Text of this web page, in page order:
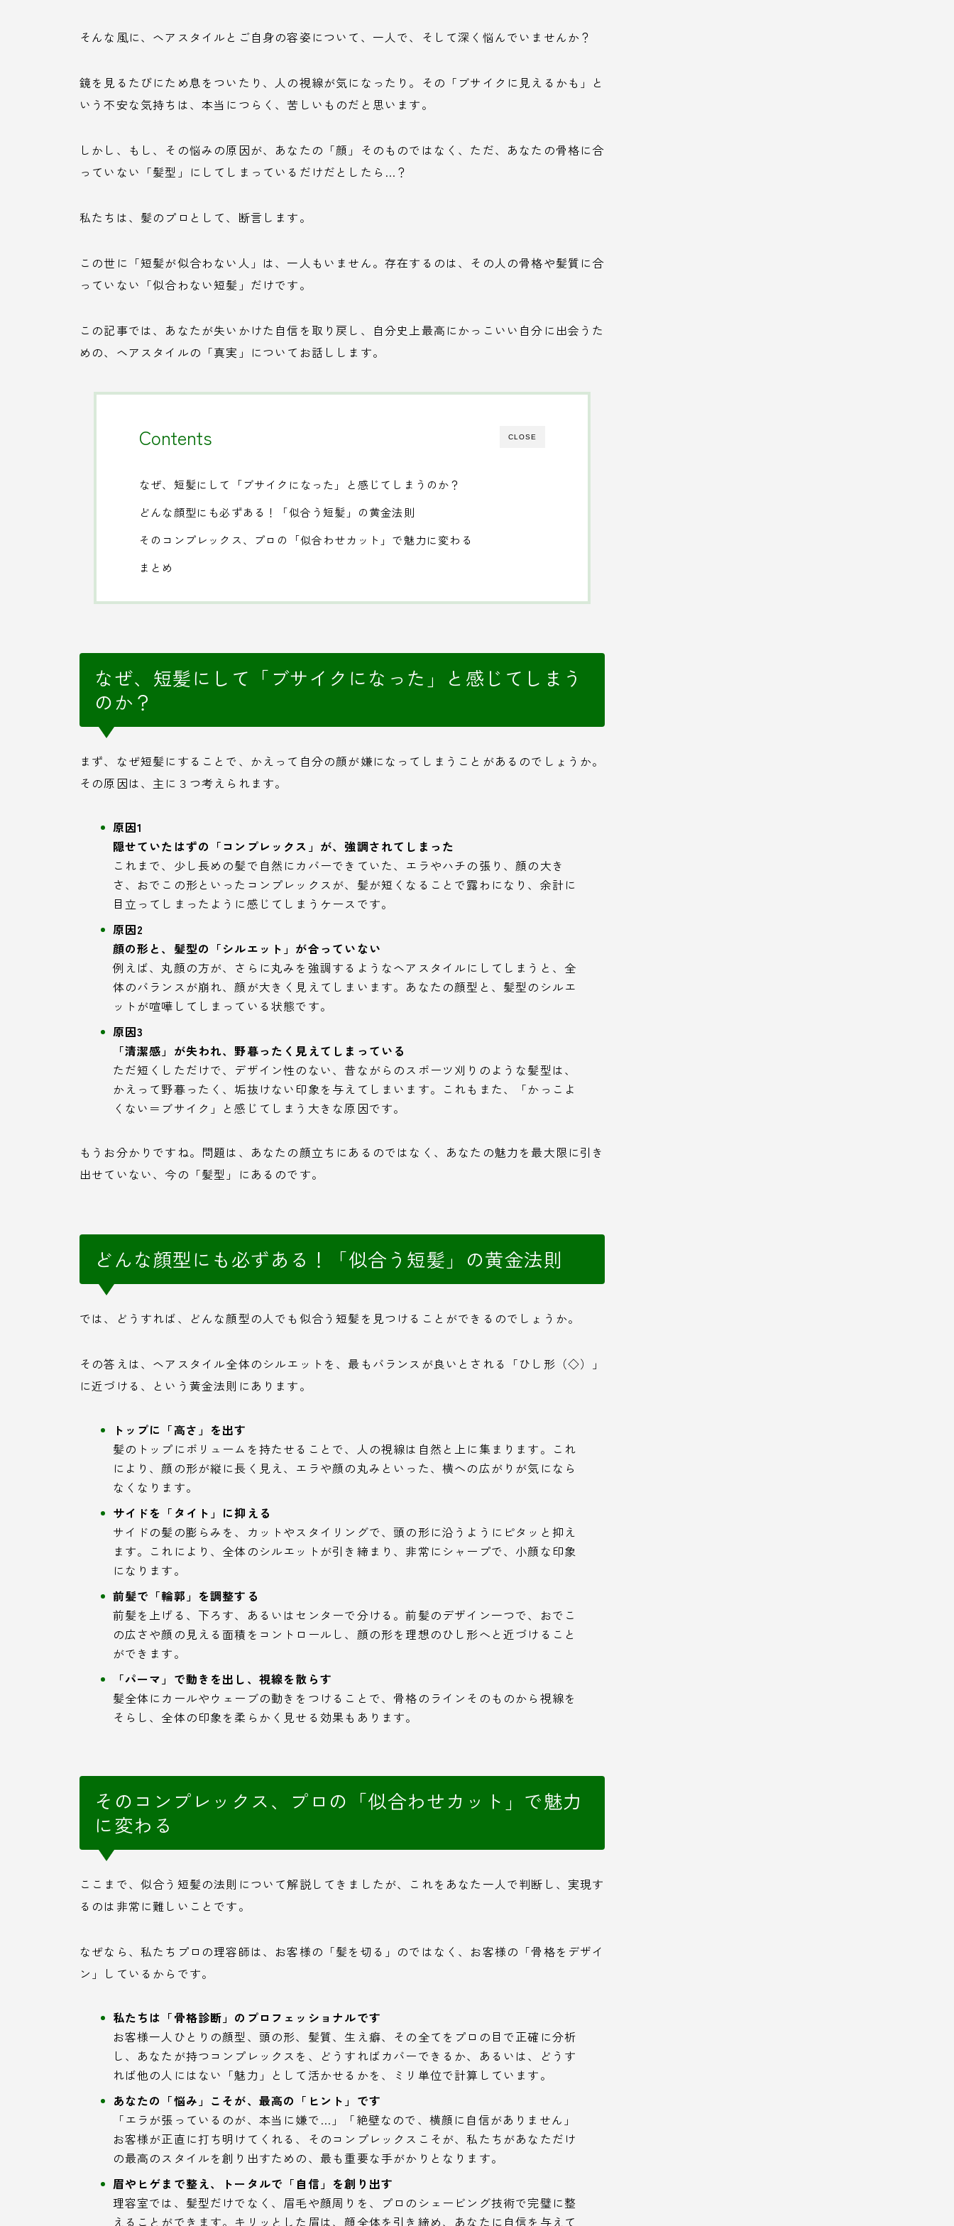
そんな風に、ヘアスタイルとご自身の容姿について、一人で、そして深く悩んでいませんか？
鏡を見るたびにため息をついたり、人の視線が気になったり。その「ブサイクに見えるかも」と
いう不安な気持ちは、本当につらく、苦しいものだと思います。
しかし、もし、その悩みの原因が、あなたの「顔」そのものではなく、ただ、あなたの骨格に合
っていない「髪型」にしてしまっているだけだとしたら…？
私たちは、髪のプロとして、断言します。
この世に「短髪が似合わない人」は、一人もいません。存在するのは、その人の骨格や髪質に合
っていない「似合わない短髪」だけです。
この記事では、あなたが失いかけた自信を取り戻し、自分史上最高にかっこいい自分に出会うた
めの、ヘアスタイルの「真実」についてお話しします。
CLOSE
Contents
なぜ、短髪にして「ブサイクになった」と感じてしまうのか？
どんな顔型にも必ずある！「似合う短髪」の黄金法則
そのコンプレックス、プロの「似合わせカット」で魅力に変わる
まとめ
なぜ、短髪にして「ブサイクになった」と感じてしまう
のか？
まず、なぜ短髪にすることで、かえって自分の顔が嫌になってしまうことがあるのでしょうか。
その原因は、主に３つ考えられます。
原因1
隠せていたはずの「コンプレックス」が、強調されてしまった
これまで、少し長めの髪で自然にカバーできていた、エラやハチの張り、顔の大き
さ、おでこの形といったコンプレックスが、髪が短くなることで露わになり、余計に
目立ってしまったように感じてしまうケースです。
原因2
顔の形と、髪型の「シルエット」が合っていない
例えば、丸顔の方が、さらに丸みを強調するようなヘアスタイルにしてしまうと、全
体のバランスが崩れ、顔が大きく見えてしまいます。あなたの顔型と、髪型のシルエ
ットが喧嘩してしまっている状態です。
原因3
「清潔感」が失われ、野暮ったく見えてしまっている
ただ短くしただけで、デザイン性のない、昔ながらのスポーツ刈りのような髪型は、
かえって野暮ったく、垢抜けない印象を与えてしまいます。これもまた、「かっこよ
くない＝ブサイク」と感じてしまう大きな原因です。
もうお分かりですね。問題は、あなたの顔立ちにあるのではなく、あなたの魅力を最大限に引き
出せていない、今の「髪型」にあるのです。
どんな顔型にも必ずある！「似合う短髪」の黄金法則
では、どうすれば、どんな顔型の人でも似合う短髪を見つけることができるのでしょうか。
その答えは、ヘアスタイル全体のシルエットを、最もバランスが良いとされる「ひし形（◇）」
に近づける、という黄金法則にあります。
トップに「高さ」を出す
髪のトップにボリュームを持たせることで、人の視線は自然と上に集まります。これ
により、顔の形が縦に長く見え、エラや顔の丸みといった、横への広がりが気になら
なくなります。
サイドを「タイト」に抑える
サイドの髪の膨らみを、カットやスタイリングで、頭の形に沿うようにピタッと抑え
ます。これにより、全体のシルエットが引き締まり、非常にシャープで、小顔な印象
になります。
前髪で「輪郭」を調整する
前髪を上げる、下ろす、あるいはセンターで分ける。前髪のデザイン一つで、おでこ
の広さや顔の見える面積をコントロールし、顔の形を理想のひし形へと近づけること
ができます。
「パーマ」で動きを出し、視線を散らす
髪全体にカールやウェーブの動きをつけることで、骨格のラインそのものから視線を
そらし、全体の印象を柔らかく見せる効果もあります。
そのコンプレックス、プロの「似合わせカット」で魅力
に変わる
ここまで、似合う短髪の法則について解説してきましたが、これをあなた一人で判断し、実現す
るのは非常に難しいことです。
なぜなら、私たちプロの理容師は、お客様の「髪を切る」のではなく、お客様の「骨格をデザイ
ン」しているからです。
私たちは「骨格診断」のプロフェッショナルです
お客様一人ひとりの顔型、頭の形、髪質、生え癖、その全てをプロの目で正確に分析
し、あなたが持つコンプレックスを、どうすればカバーできるか、あるいは、どうす
れば他の人にはない「魅力」として活かせるかを、ミリ単位で計算しています。
あなたの「悩み」こそが、最高の「ヒント」です
「エラが張っているのが、本当に嫌で…」「絶壁なので、横顔に自信がありません」
お客様が正直に打ち明けてくれる、そのコンプレックスこそが、私たちがあなただけ
の最高のスタイルを創り出すための、最も重要な手がかりとなります。
眉やヒゲまで整え、トータルで「自信」を創り出す
理容室では、髪型だけでなく、眉毛や顔周りを、プロのシェービング技術で完璧に整
えることができます。キリッとした眉は、顔全体を引き締め、あなたに自信を与えて